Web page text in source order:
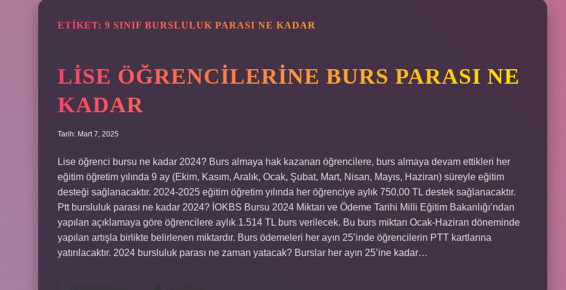
ETIKET: 9 SINIF BURSLULUK PARASI NE KADAR
LISE ÖĞRENCILERINE BURS PARASI NE
KADAR
Tarih: Mart 7, 2025
Lise öğrenci bursu ne kadar 2024? Burs almaya hak kazanan öğrencilere, burs almaya devam ettikleri her
eğitim öğretim yılında 9 ay (Ekim, Kasım, Aralık, Ocak, Şubat, Mart, Nisan, Mayıs, Haziran) süreyle eğitim
desteği sağlanacaktır. 2024-2025 eğitim öğretim yılında her öğrenciye aylık 750,00 TL destek sağlanacaktır.
Ptt bursluluk parası ne kadar 2024? İOKBS Bursu 2024 Miktarı ve Ödeme Tarihi Milli Eğitim Bakanlığı’ndan
yapılan açıklamaya göre öğrencilere aylık 1.514 TL burs verilecek. Bu burs miktarı Ocak-Haziran döneminde
yapılan artışla birlikte belirlenen miktardır. Burs ödemeleri her ayın 25’inde öğrencilerin PTT kartlarına
yatırılacaktır. 2024 bursluluk parası ne zaman yatacak? Burslar her ayın 25’ine kadar…